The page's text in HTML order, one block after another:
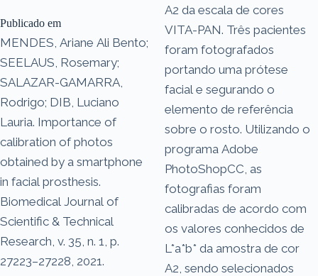
Publicado em
MENDES, Ariane Ali Bento;
SEELAUS, Rosemary;
SALAZAR-GAMARRA,
Rodrigo; DIB, Luciano
Lauria. Importance of
calibration of photos
obtained by a smartphone
in facial prosthesis.
Biomedical Journal of
Scientific & Technical
Research, v. 35, n. 1, p.
27223–27228, 2021.
A2 da escala de cores
VITA-PAN. Três pacientes
foram fotografados
portando uma prótese
facial e segurando o
elemento de referência
sobre o rosto. Utilizando o
programa Adobe
PhotoShopCC, as
fotografias foram
calibradas de acordo com
os valores conhecidos de
L*a*b* da amostra de cor
A2, sendo selecionados